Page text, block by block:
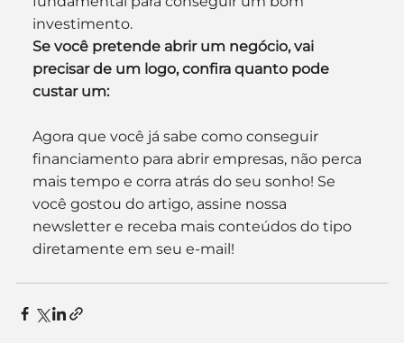
investimento.
Se você pretende abrir um negócio, vai
precisar de um logo, confira quanto pode
custar um:
Agora que você já sabe como conseguir
financiamento para abrir empresas, não perca
mais tempo e corra atrás do seu sonho! Se
você gostou do artigo, assine nossa
newsletter e receba mais conteúdos do tipo
diretamente em seu e-mail!